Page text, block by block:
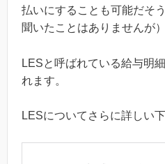
払いにすることも可能だそ
聞いたことはありませんが）
LESと呼ばれている給与明
れます。
LESについてさらに詳しい